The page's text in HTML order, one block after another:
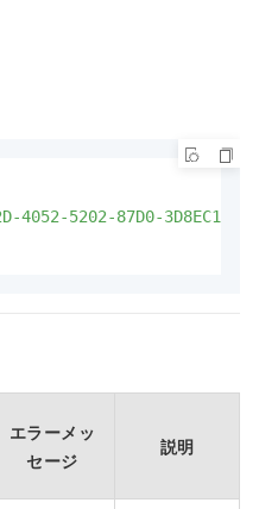
4052-5202-87D0-
エラーメッ
セージ
説明